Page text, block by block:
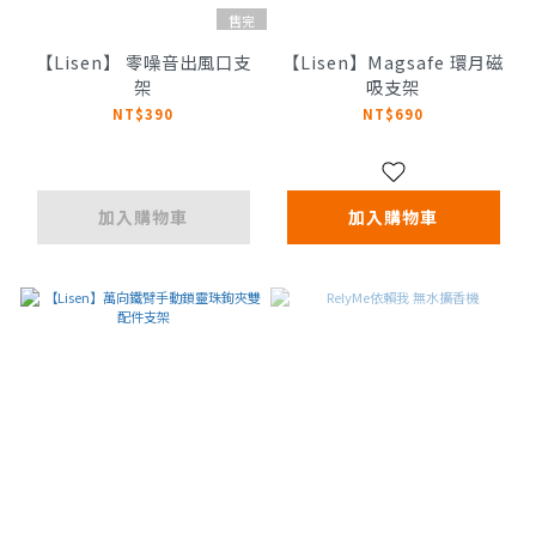
售完
【Lisen】 零噪音出風口支
架
NT$390
加入購物車
【Lisen】Magsafe 環月磁
吸支架
NT$690
加入購物車